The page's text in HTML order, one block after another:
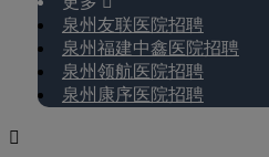
泉州友联医院招聘
泉州福建中鑫医院招聘
泉州领航医院招聘
泉州康序医院招聘
